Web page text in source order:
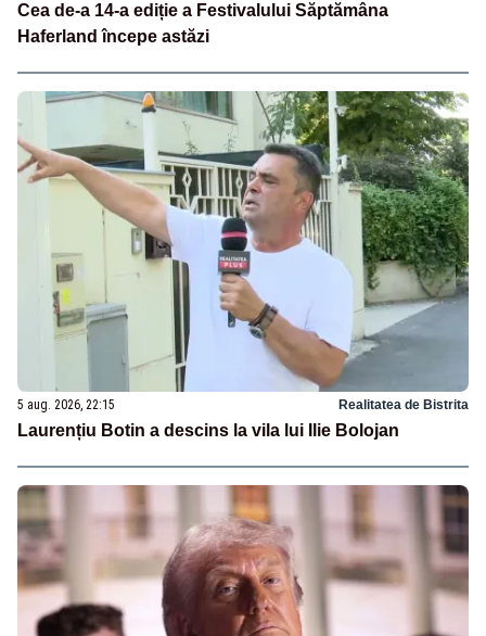
Cea de-a 14-a ediție a Festivalului Săptămâna
Haferland începe astăzi
5 aug. 2026, 22:15 Realitatea de Bistrita
Laurențiu Botin a descins la vila lui Ilie Bolojan